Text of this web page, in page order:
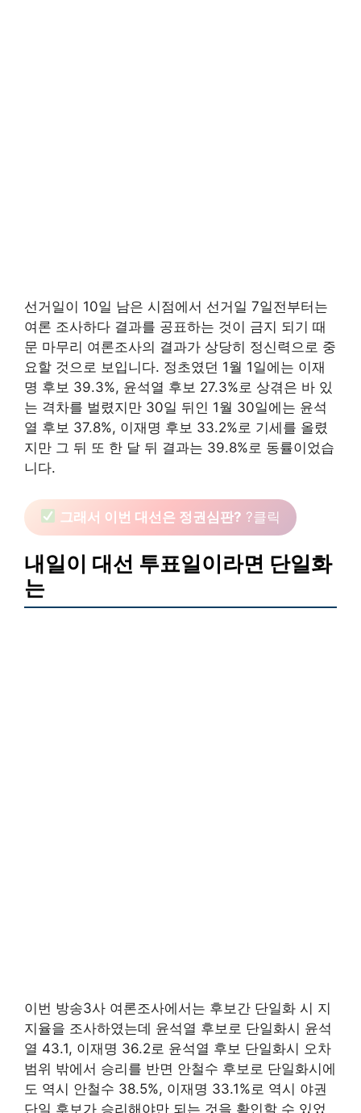
선거일이 10일 남은 시점에서 선거일 7일전부터는
여론 조사하다 결과를 공표하는 것이 금지 되기 때
문 마무리 여론조사의 결과가 상당히 정신력으로 중
요할 것으로 보입니다. 정초였던 1월 1일에는 이재
명 후보 39.3%, 윤석열 후보 27.3%로 상겪은 바 있
는 격차를 벌렸지만 30일 뒤인 1월 30일에는 윤석
열 후보 37.8%, 이재명 후보 33.2%로 기세를 올렸
지만 그 뒤 또 한 달 뒤 결과는 39.8%로 동률이었습
니다.
그래서 이번 대선은 정권심판? ?클릭
내일이 대선 투표일이라면 단일화
는
이번 방송3사 여론조사에서는 후보간 단일화 시 지
지율을 조사하였는데 윤석열 후보로 단일화시 윤석
열 43.1, 이재명 36.2로 윤석열 후보 단일화시 오차
범위 밖에서 승리를 반면 안철수 후보로 단일화시에
도 역시 안철수 38.5%, 이재명 33.1%로 역시 야권
단일 후보가 승리해야만 되는 것을 확인할 수 있었